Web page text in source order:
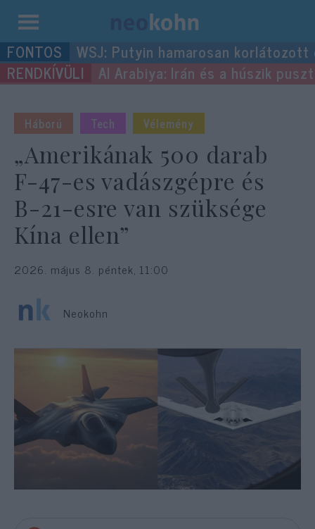
Kilépés
a
tartalomba
WSJ: Putyin hamarosan
Al Arabiya: Irán és a húszik
Háború Tech Vélemény
„Amerikának 500 darab
F-47-es vadászgépre és
B-21-esre van szüksége
Kína ellen”
2026. május 8. péntek, 11:00
Neokohn